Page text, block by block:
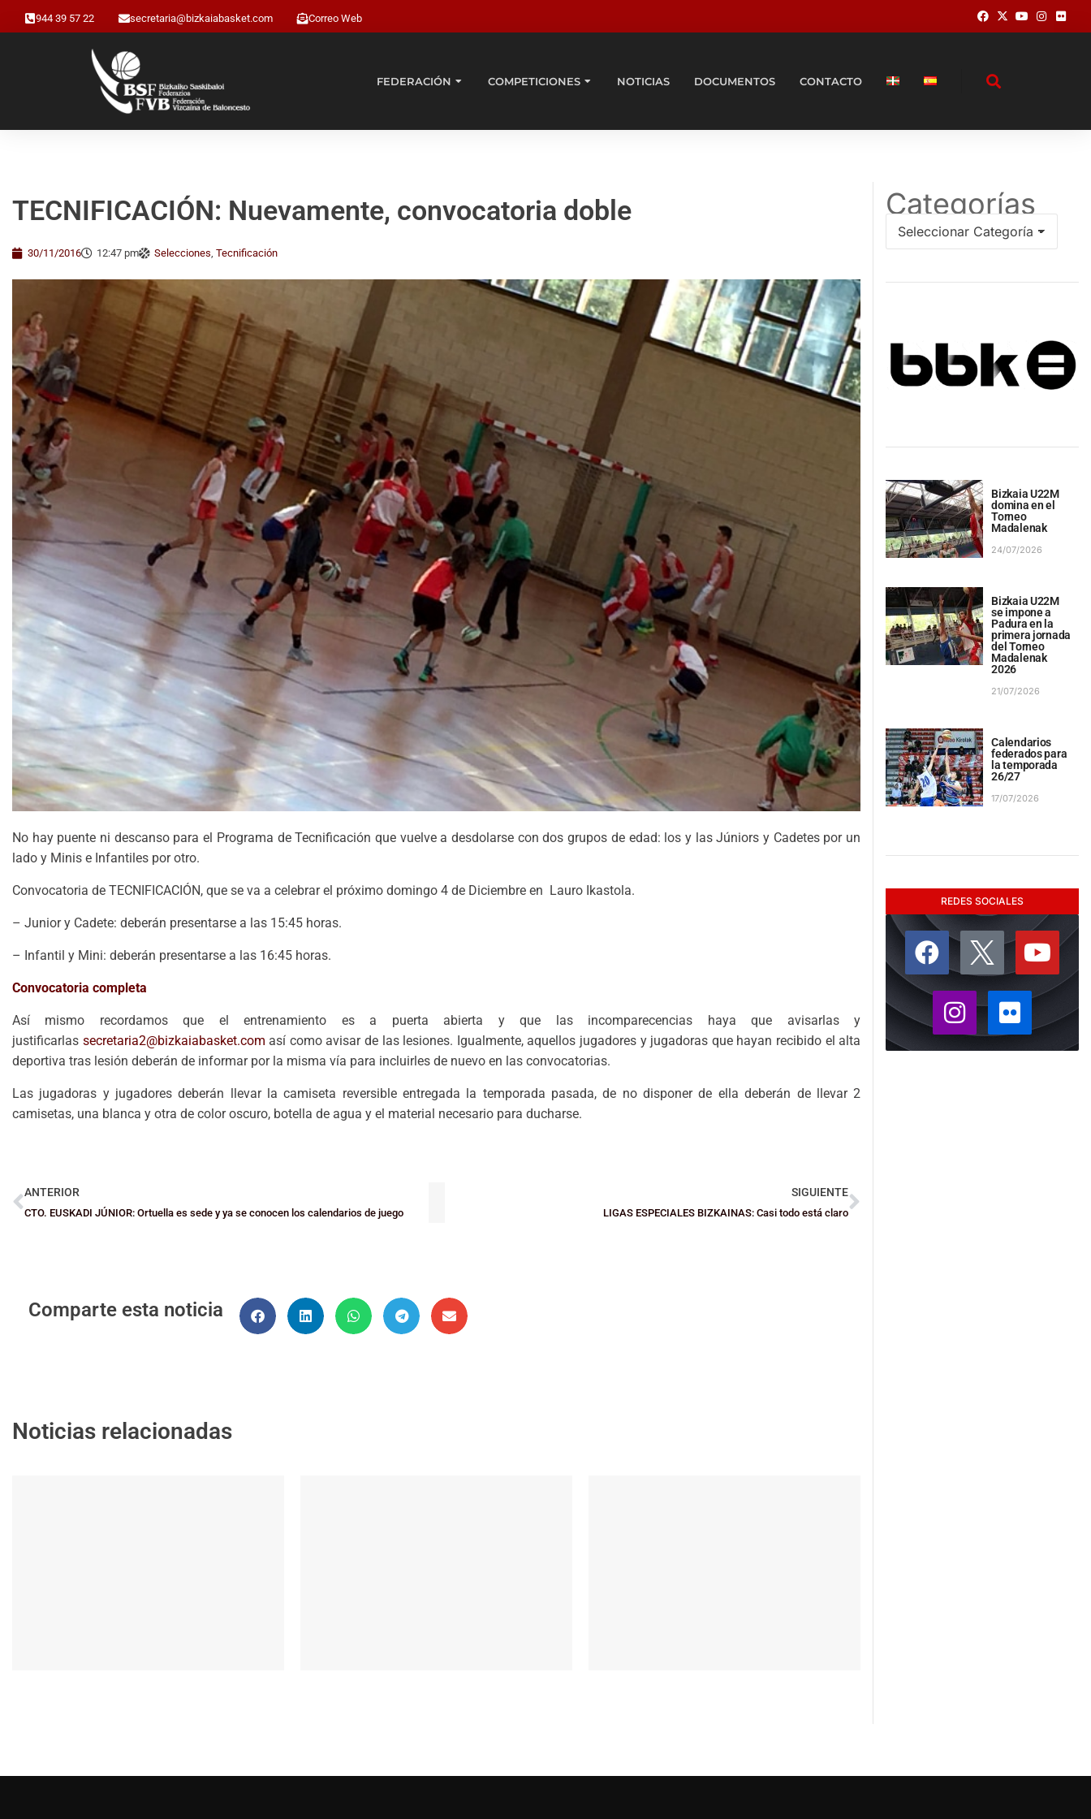
944 39 57 22 secretaria@bizkaiabasket.com Correo Web
FEDERACIÓN COMPETICIONES NOTICIAS DOCUMENTOS CONTACTO
TECNIFICACIÓN: Nuevamente, convocatoria doble
30/11/2016 12:47 pm Selecciones, Tecnificación
No hay puente ni descanso para el Programa de Tecnificación que vuelve a desdolarse con dos grupos de edad: los y las Júniors y Cadetes por un
lado y Minis e Infantiles por otro.
Convocatoria de TECNIFICACIÓN, que se va a celebrar el próximo domingo 4 de Diciembre en Lauro Ikastola.
– Junior y Cadete: deberán presentarse a las 15:45 horas.
– Infantil y Mini: deberán presentarse a las 16:45 horas.
Convocatoria completa
Así mismo recordamos que el entrenamiento es a puerta abierta y que las incomparecencias haya que avisarlas y
justificarlas secretaria2@bizkaiabasket.com así como avisar de las lesiones. Igualmente, aquellos jugadores y jugadoras que hayan recibido el alta
deportiva tras lesión deberán de informar por la misma vía para incluirles de nuevo en las convocatorias.
Las jugadoras y jugadores deberán llevar la camiseta reversible entregada la temporada pasada, de no disponer de ella deberán de llevar 2
camisetas, una blanca y otra de color oscuro, botella de agua y el material necesario para ducharse.
ANTERIOR
CTO. EUSKADI JÚNIOR: Ortuella es sede y ya se conocen los calendarios de juego
SIGUIENTE
LIGAS ESPECIALES BIZKAINAS: Casi todo está claro
Comparte esta noticia
Noticias relacionadas
Categorías
Bizkaia U22M
domina en el
Torneo
Madalenak
24/07/2026
Bizkaia U22M
se impone a
Padura en la
primera jornada
del Torneo
Madalenak
2026
21/07/2026
Calendarios
federados para
la temporada
26/27
17/07/2026
REDES SOCIALES